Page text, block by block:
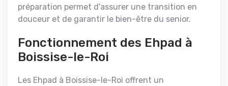
préparation permet d'assurer une transition en
douceur et de garantir le bien-être du senior.
Fonctionnement des Ehpad à
Boissise-le-Roi
Les Ehpad à Boissise-le-Roi offrent un